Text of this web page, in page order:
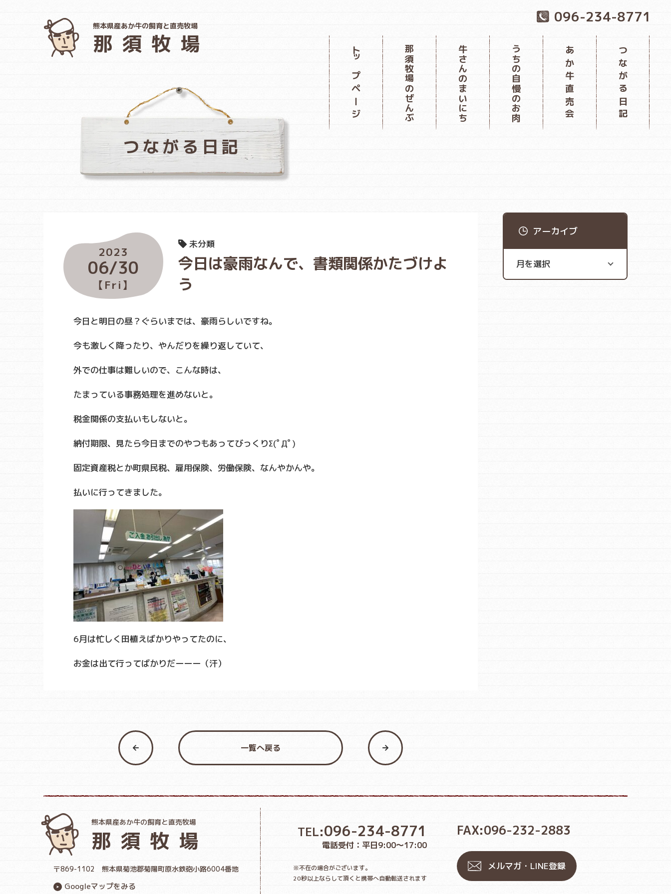
熊本県産あか牛の飼育と直売牧場
那須牧場
096-234-8771
トップページ 那須牧場のぜんぶ 牛さんのまいにち うちの自慢のお肉 あか牛直売会 つながる日記
つながる日記
2023
06/30
【Fri】
未分類
今日は豪雨なんで、書類関係かたづけよ
う
今日と明日の昼？ぐらいまでは、豪雨らしいですね。
今も激しく降ったり、やんだりを繰り返していて、
外での仕事は難しいので、こんな時は、
たまっている事務処理を進めないと。
税金関係の支払いもしないと。
納付期限、見たら今日までのやつもあってびっくりΣ(ﾟДﾟ)
固定資産税とか町県民税、雇用保険、労働保険、なんやかんや。
払いに行ってきました。
6月は忙しく田植えばかりやってたのに、
お金は出て行ってばかりだーーー（汗）
一覧へ戻る
アーカイブ
熊本県産あか牛の飼育と直売牧場
那須牧場
〒869-1102 熊本県菊池郡菊陽町原水鉄砲小路6004番地
Googleマップをみる
TEL:096-234-8771
電話受付：平日9:00〜17:00
※不在の場合がございます。
20秒以上ならして頂くと携帯へ自動転送されます
FAX:096-232-2883
メルマガ・LINE登録